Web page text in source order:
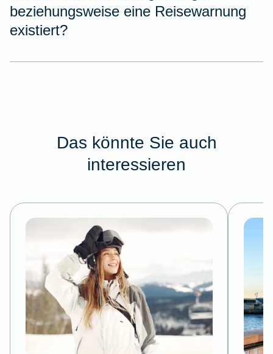
beziehungsweise eine Reisewarnung
existiert?
Das könnte Sie auch
interessieren